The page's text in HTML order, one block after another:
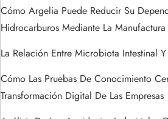
e
n
t
Cómo Argelia Puede Reducir Su
Hidrocarburos Mediante La
La Relación Entre Microbiota Intestinal
Cómo Las Pruebas De Conocimiento
Transformación Digital De Las Empresas